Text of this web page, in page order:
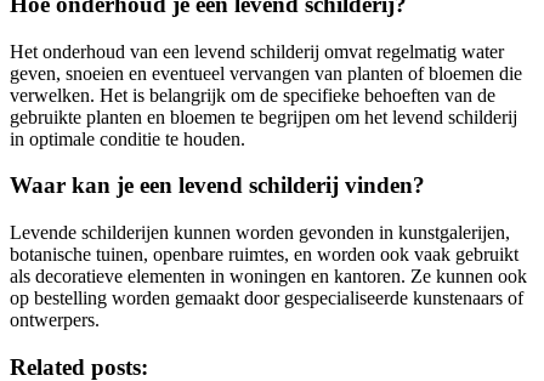
Het onderhoud van een levend schilderij omvat regelmatig water
geven, snoeien en eventueel vervangen van planten of bloemen die
verwelken. Het is belangrijk om de specifieke behoeften van de
gebruikte planten en bloemen te begrijpen om het levend schilderij
in optimale conditie te houden.
Waar kan je een levend schilderij vinden?
Levende schilderijen kunnen worden gevonden in kunstgalerijen,
botanische tuinen, openbare ruimtes, en worden ook vaak gebruikt
als decoratieve elementen in woningen en kantoren. Ze kunnen ook
op bestelling worden gemaakt door gespecialiseerde kunstenaars of
ontwerpers.
Related posts: